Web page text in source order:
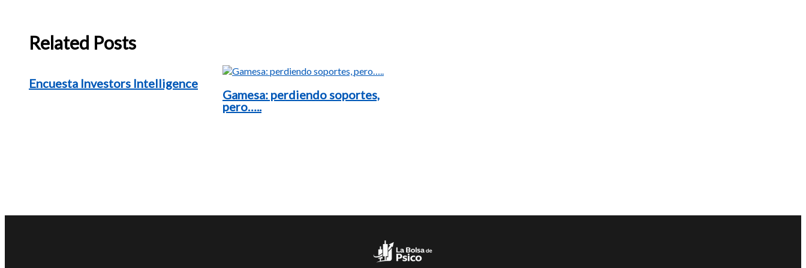
Related Posts
Encuesta Investors Intelligence
Gamesa: perdiendo soportes,
pero…..